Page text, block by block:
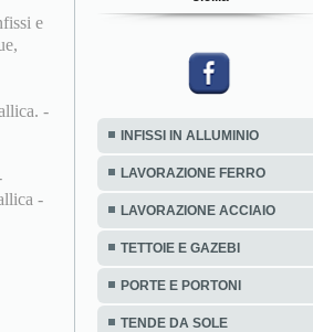
e
-
-
INFISSI IN ALLUMINIO
LAVORAZIONE FERRO
LAVORAZIONE ACCIAIO
TETTOIE E GAZEBI
PORTE E PORTONI
TENDE DA SOLE